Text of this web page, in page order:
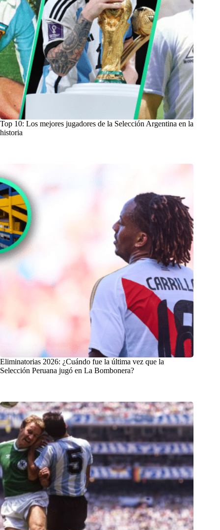
Top 10: Los mejores jugadores de la Selección Argentina en la
historia
Eliminatorias 2026: ¿Cuándo fue la última vez que la
Selección Peruana jugó en La Bombonera?